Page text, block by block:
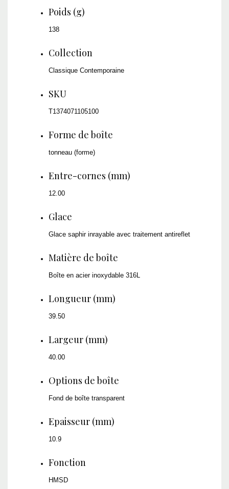
Poids (g)
138
Collection
Classique Contemporaine
SKU
T1374071105100
Forme de boîte
tonneau (forme)
Entre-cornes (mm)
12.00
Glace
Glace saphir inrayable avec traitement antireflet
Matière de boîte
Boîte en acier inoxydable 316L
Longueur (mm)
39.50
Largeur (mm)
40.00
Options de boîte
Fond de boîte transparent
Epaisseur (mm)
10.9
Fonction
HMSD